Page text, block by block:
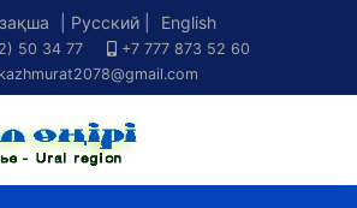
| Русский | English
50 34 77
+7 777 873 52 60
kazhmurat2078@gmail.com